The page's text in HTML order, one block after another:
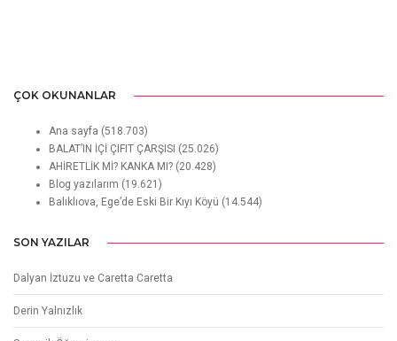
ÇOK OKUNANLAR
Ana sayfa (518.703)
BALAT’IN İÇİ ÇIFIT ÇARŞISI (25.026)
AHİRETLİK Mİ? KANKA MI? (20.428)
Blog yazılarım (19.621)
Balıklıova, Ege’de Eski Bir Kıyı Köyü (14.544)
SON YAZILAR
Dalyan İztuzu ve Caretta Caretta
Derin Yalnızlık